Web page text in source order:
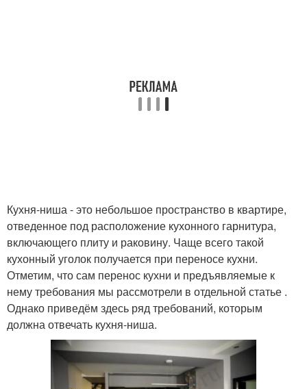
Кухня-ниша - это небольшое пространство в квартире,
отведенное под расположение кухонного гарнитура,
включающего плиту и раковину. Чаще всего такой
кухонный уголок получается при переносе кухни.
Отметим, что сам перенос кухни и предъявляемые к
нему требования мы рассмотрели в отдельной статье .
Однако приведём здесь ряд требований, которым
должна отвечать кухня-ниша.